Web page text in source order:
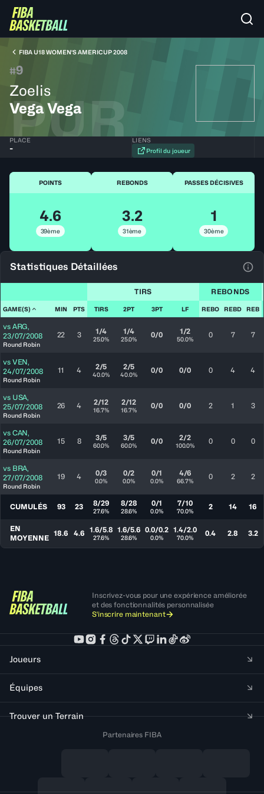
FIBA U18 WOMEN'S AMERICUP 2008
#9
Zoelis
Vega Vega
PUR
PLACE
-
LIENS
Profil du joueur
POINTS
4.6
39ème
REBONDS
3.2
31ème
PASSES DÉCISIVES
1
30ème
Statistiques Détaillées
TIRS REBONDS
GAME(S) MIN PTS TIRS 2PT 3PT LF REBO REBD REB
vs ARG,
23/07/2008
Round Robin
22 3 1/4
25.0%
1/4
25.0% 0/0 1/2
50.0% 0 7 7
vs VEN,
24/07/2008
Round Robin
11 4 2/5
40.0%
2/5
40.0% 0/0 0/0 0 4 4
vs USA,
25/07/2008
Round Robin
26 4 2/12
16.7%
2/12
16.7% 0/0 0/0 2 1 3
vs CAN,
26/07/2008
Round Robin
15 8 3/5
60.0%
3/5
60.0% 0/0 2/2
100.0% 0 0 0
vs BRA,
27/07/2008
Round Robin
19 4 0/3
0.0%
0/2
0.0%
0/1
0.0%
4/6
66.7% 0 2 2
CUMULÉS 93 23 8/29
27.6%
8/28
28.6%
0/1
0.0%
7/10
70.0% 2 14 16
EN
MOYENNE
18.6 4.6 1.6/5.8
27.6%
1.6/5.6
28.6%
0.0/0.2
0.0%
1.4/2.0
70.0% 0.4 2.8 3.2
Inscrivez-vous pour une expérience améliorée
et des fonctionnalités personnalisée
S'inscrire maintenant
Joueurs
Équipes
Trouver un Terrain
Partenaires FIBA